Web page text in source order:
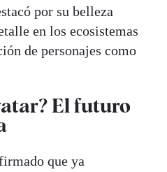
por su belleza
en los ecosistemas
de personajes como
El futuro
que ya